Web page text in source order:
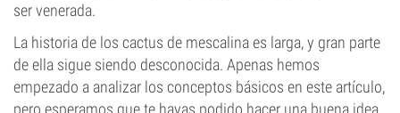
ser venerada.
La historia de los cactus de mescalina es larga, y gran parte
de ella sigue siendo desconocida. Apenas hemos
empezado a analizar los conceptos básicos en este artículo,
pero esperamos que te hayas podido hacer una buena idea